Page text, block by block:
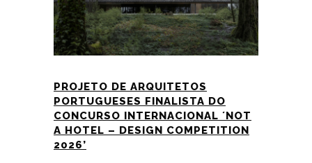
PROJETO DE ARQUITETOS
PORTUGUESES FINALISTA DO
CONCURSO INTERNACIONAL ´NOT
A HOTEL – DESIGN COMPETITION
2026’